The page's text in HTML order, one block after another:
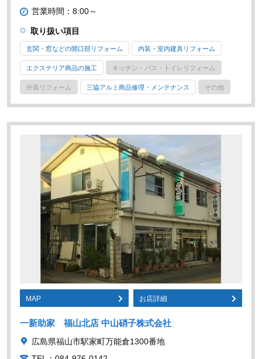
営業時間：8:00～
取り扱い項目
玄関・窓などの開口部リフォーム 内装・室内建具リフォーム
エクステリア商品の施工 キッチン・バス・トイレリフォーム
外装リフォーム 三協アルミ商品修理・メンテナンス その他
MAP お店詳細
一新助家 福山北店 中山硝子株式会社
広島県福山市駅家町万能倉1300番地